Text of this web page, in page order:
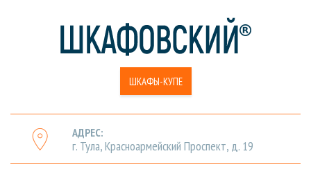
ШКАФЫ-КУПЕ
АДРЕС:
г. Тула, Красноармейский Проспект, д. 19